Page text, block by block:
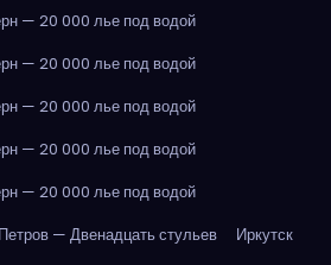
— 20 000 лье под водой
— 20 000 лье под водой
— 20 000 лье под водой
— 20 000 лье под водой
— 20 000 лье под водой
— Двенадцать стульев
Иркутск